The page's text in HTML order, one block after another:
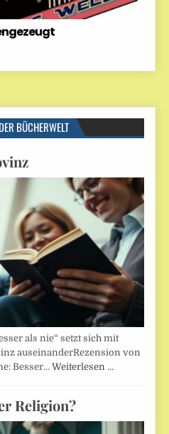
BÜCHERWELT
als nie“ setzt sich mit
auseinanderRezension von
Besser…Weiterlesen …
Religion?